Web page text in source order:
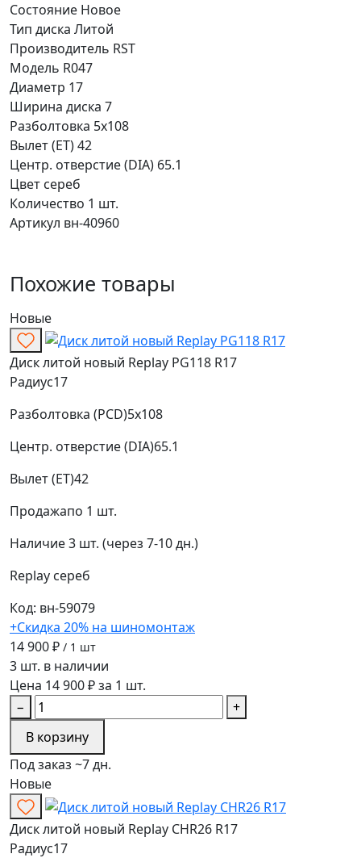
Состояние Новое
Тип диска Литой
Производитель RST
Модель R047
Диаметр 17
Ширина диска 7
Разболтовка 5x108
Вылет (ET)42
Центр. отверстие (DIA) 65.1
Цвет сереб
Количество 1 шт.
Артикул вн-40960
Похожие товары
Новые
Диск литой новый Replay PG118 R17
Радиус17
Разболтовка (PCD)5x108
Центр. отверстие (DIA)65.1
Вылет (ET)42
Продажапо 1 шт.
Наличие3 шт. (через 7-10 дн.)
Replay сереб
Код: вн-59079
+Скидка 20% на шиномонтаж
14 900 ₽ / 1 шт
3 шт. в наличии
Цена 14 900 ₽ за 1 шт.
−
+
В корзину
Под заказ ~7 дн.
Новые
Диск литой новый Replay CHR26 R17
Радиус17